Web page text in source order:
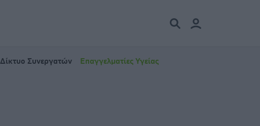
Δίκτυο Συνεργατών Επαγγελματίες Υγείας